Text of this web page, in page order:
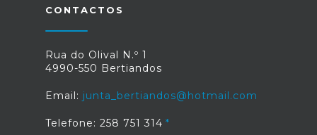
CONTACTOS
Rua do Olival N.º 1
4990-550 Bertiandos
Email: junta_bertiandos@hotmail.com
Telefone: 258 751 314